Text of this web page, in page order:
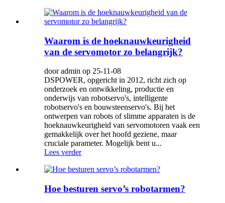
Waarom is de hoeknauwkeurigheid
van de servomotor zo belangrijk?
door admin op 25-11-08
DSPOWER, opgericht in 2012, richt zich op
onderzoek en ontwikkeling, productie en
onderwijs van robotservo's, intelligente
robotservo's en bouwsteenservo's. Bij het
ontwerpen van robots of slimme apparaten is de
hoeknauwkeurigheid van servomotoren vaak een
gemakkelijk over het hoofd geziene, maar
cruciale parameter. Mogelijk bent u...
Lees verder
Hoe besturen servo’s robotarmen?